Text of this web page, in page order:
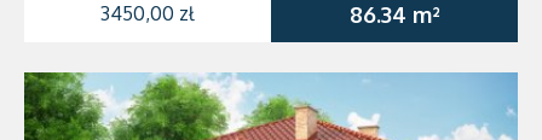
3450,00 zł 86.34 m²